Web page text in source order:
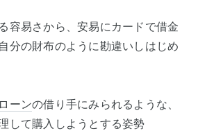
容易さから、安易にカードで借金
分の財布のように勘違いしはじめ
ーンの借り手にみられるような、
して購入しようとする姿勢